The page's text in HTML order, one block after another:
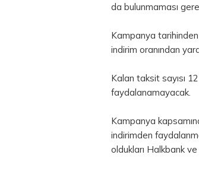
da bulunmaması
Kampanya
indirim oranından
Kalan taksit sayısı
faydalanamayacak.
Kampanya
indirimden
oldukları Halkbank